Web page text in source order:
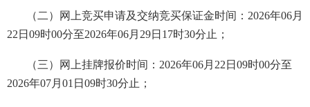
（二）网上竞买申请及交纳竞买保证金时间：2026年06月
22日09时00分至2026年06月29日17时30分止；
（三）网上挂牌报价时间：2026年06月22日09时00分至
2026年07月01日09时30分止；